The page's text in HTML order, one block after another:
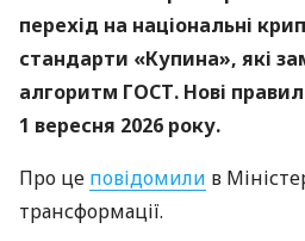
перехід на національні
стандарти «Купина», які
алгоритм ГОСТ. Нові
1 вересня 2026 року.
Про це повідомили в
трансформації.